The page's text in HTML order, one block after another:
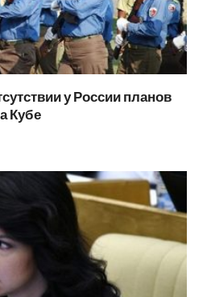
у России планов
Кубе